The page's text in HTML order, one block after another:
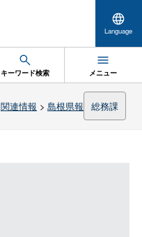
Language
キーワード検索 メニュー
関連情報 > 島根県報 総務課